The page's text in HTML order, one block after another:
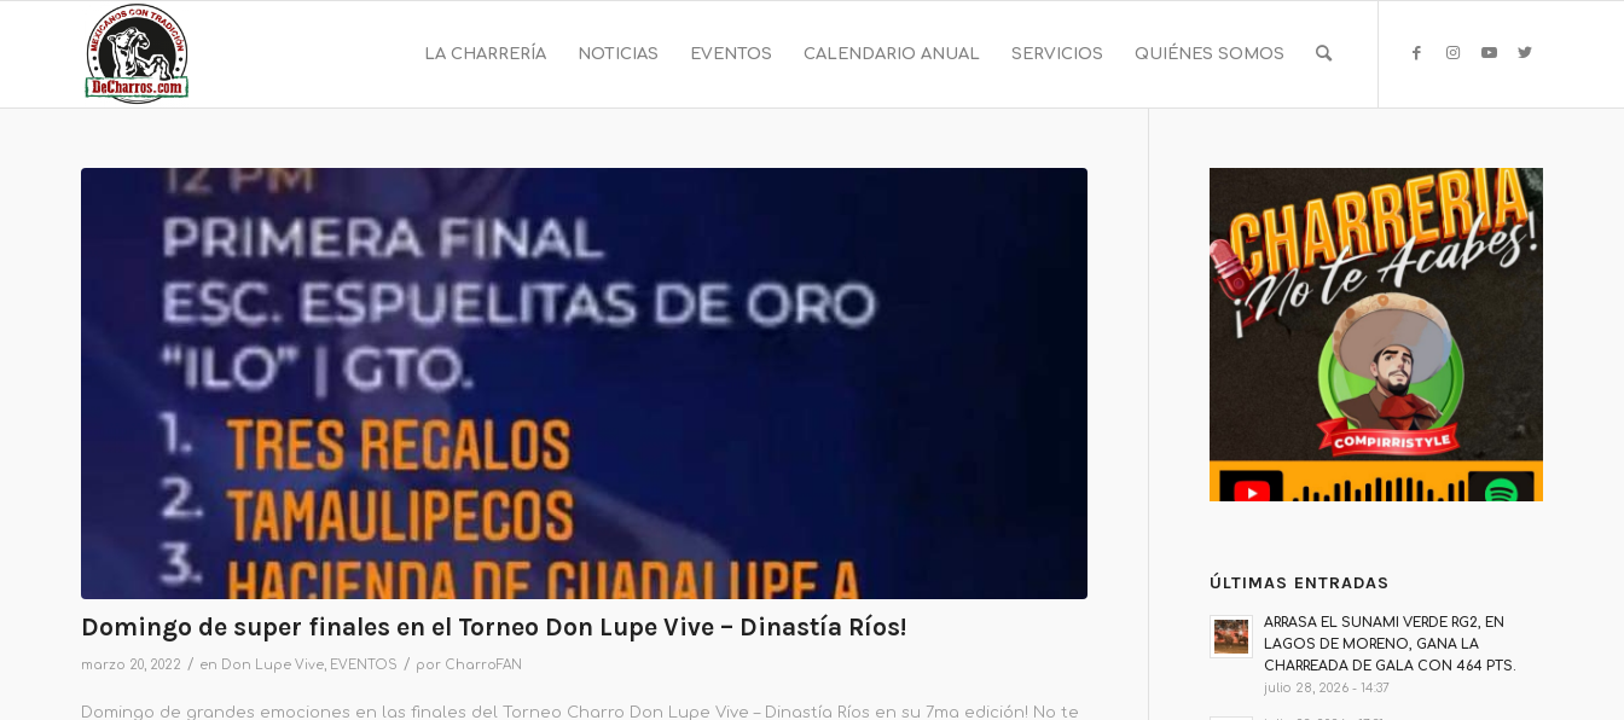
LA CHARRERÍA NOTICIAS EVENTOS CALENDARIO ANUAL SERVICIOS QUIÉNES SOMOS
Domingo de super finales en el Torneo Don Lupe Vive – Dinastía Ríos!
marzo 20, 2022 / en Don Lupe Vive EVENTOS / por CharroFAN
Domingo de grandes emociones en las finales del Torneo Charro Don Lupe Vive – Dinastía Ríos en su 7ma edición! No te
ÚLTIMAS ENTRADAS
ARRASA EL SUNAMI VERDE RG2, EN
LAGOS DE MORENO, GANA LA
CHARREADA DE GALA CON 464 PTS.
julio 28, 2026 - 14:37